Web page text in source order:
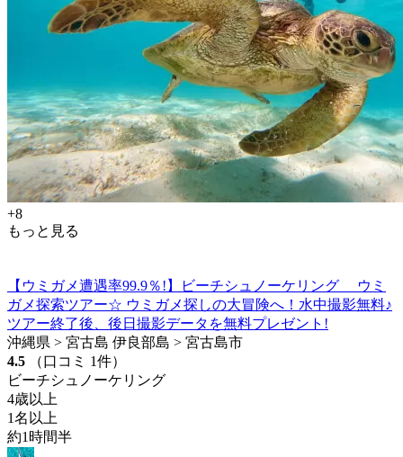
+8
もっと見る
【ウミガメ遭遇率99.9％!】ビーチシュノーケリング ウミ
ガメ探索ツアー☆ ウミガメ探しの大冒険へ！水中撮影無料♪
ツアー終了後、後日撮影データを無料プレゼント!
沖縄県 > 宮古島 伊良部島 > 宮古島市
4.5
（口コミ 1件）
ビーチシュノーケリング
4歳以上
1名以上
約1時間半